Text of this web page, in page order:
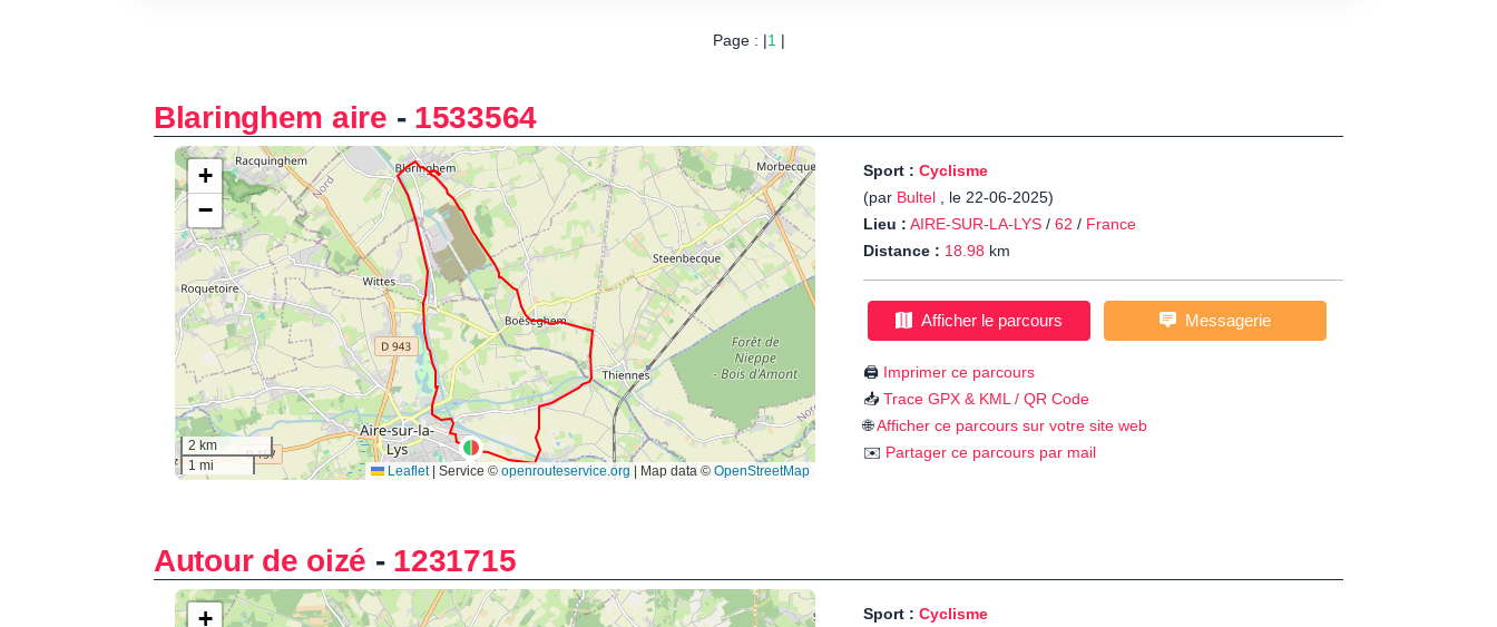
Page : |1|
Blaringhem aire - 1533564
Sport : Cyclisme
(par Bultel , le 22-06-2025)
Lieu : AIRE-SUR-LA-LYS / 62 / France
Distance : 18.98 km
Afficher le parcours Messagerie
🖨️ Imprimer ce parcours
📥 Trace GPX & KML / QR Code
🌐Afficher ce parcours sur votre site web
✉️ Partager ce parcours par mail
Autour de oizé - 1231715
Sport : Cyclisme